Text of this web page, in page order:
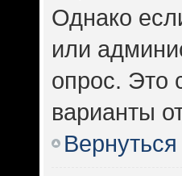
Однако
или
опрос. Это
варианты